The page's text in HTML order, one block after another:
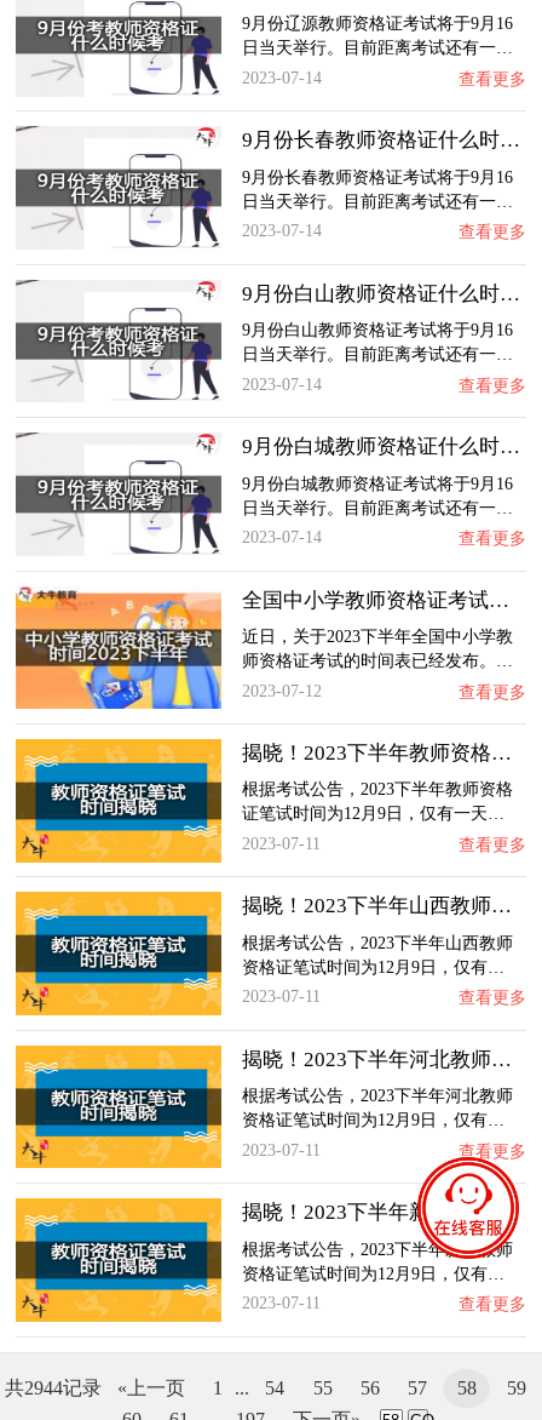
9月份辽源教师资格证考试将于9月16
日当天举行。目前距离考试还有一…
2023-07-14
查看更多
9月份长春教师资格证什么时候考？
9月份长春教师资格证考试将于9月16
日当天举行。目前距离考试还有一…
2023-07-14
查看更多
9月份白山教师资格证什么时候考？
9月份白山教师资格证考试将于9月16
日当天举行。目前距离考试还有一…
2023-07-14
查看更多
9月份白城教师资格证什么时候考？
9月份白城教师资格证考试将于9月16
日当天举行。目前距离考试还有一…
2023-07-14
查看更多
全国中小学教师资格证考试时间2023下半年
近日，关于2023下半年全国中小学教
师资格证考试的时间表已经发布。…
2023-07-12
查看更多
揭晓！2023下半年教师资格证笔试时间最新公布…
根据考试公告，2023下半年教师资格
证笔试时间为12月9日，仅有一天…
2023-07-11
查看更多
揭晓！2023下半年山西教师资格证笔试时间最新…
根据考试公告，2023下半年山西教师
资格证笔试时间为12月9日，仅有…
2023-07-11
查看更多
揭晓！2023下半年河北教师资格证笔试时间最新…
根据考试公告，2023下半年河北教师
资格证笔试时间为12月9日，仅有…
2023-07-11
查看更多
揭晓！2023下半年新疆教师资格证笔试时间最新…
根据考试公告，2023下半年新疆教师
资格证笔试时间为12月9日，仅有…
2023-07-11
查看更多
共2944记录 «上一页 1 ... 54 55 56 57 58
59